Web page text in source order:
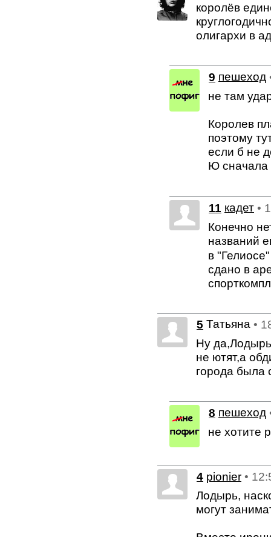
королёв
олигархи в
9 пешеход
не там
Королев
поэтому
если б не
Ю сначала
11 кадет •
Конечно
названий
в
сдано в
5 Татьяна •
Ну
не ютят,а
города была
8 пешеход
не хотите
4 pionier •
Лодырь,
могут